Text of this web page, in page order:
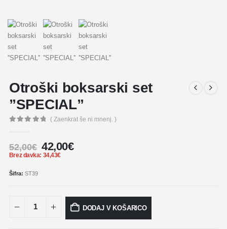
Otroški boksarski set
”SPECIAL”
( Zaenkrat še ni mnenj. )
52,00€ 42,00€
Brez davka: 34,43€
Šifra: ST39
DODAJ V KOŠARICO